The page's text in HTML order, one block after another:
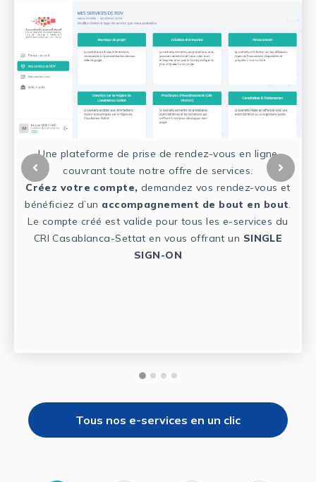
Une plateforme de prise de rendez-vous en ligne
couvrant toute notre offre de services.
Créez votre compte, demandez vos rendez-vous et
bénéficiez d’un accompagnement de bout en bout.
Le compte créé est valide pour tous les e-services du
CRI Casablanca-Settat en vous offrant un SINGLE
SIGN-ON
Tous nos e-services en un clic